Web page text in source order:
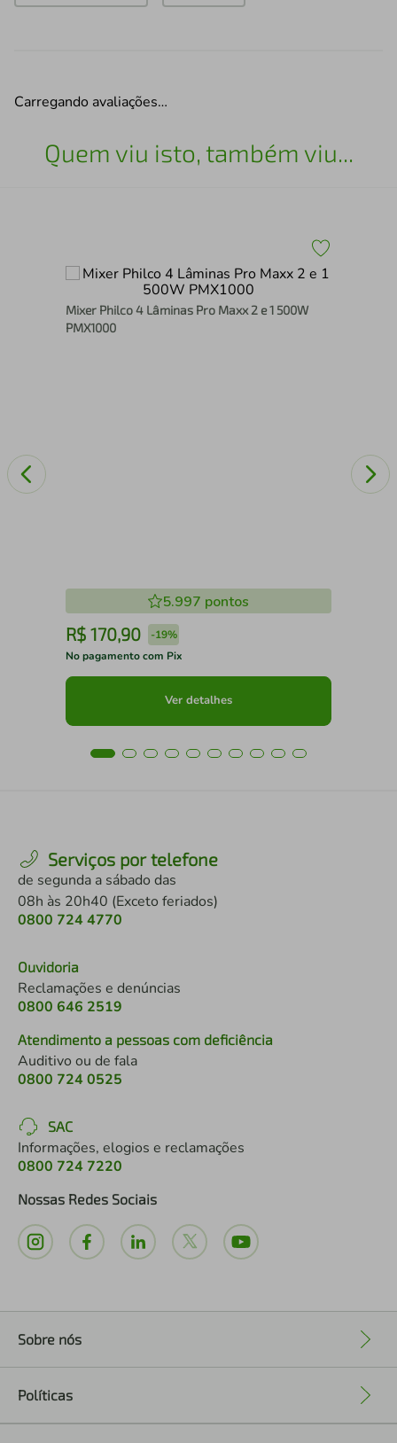
Carregando avaliações…
Quem viu isto, também viu...
Mixer Philco 4 Lâminas Pro Maxx 2 e 1 500W
PMX1000
5.997 pontos
R$ 170,90 -19%
No pagamento com Pix
Ver detalhes
Serviços por telefone
de segunda a sábado das
08h às 20h40 (Exceto feriados)
0800 724 4770
Ouvidoria
Reclamações e denúncias
0800 646 2519
Atendimento a pessoas com deficiência
Auditivo ou de fala
0800 724 0525
SAC
Informações, elogios e reclamações
0800 724 7220
Nossas Redes Sociais
Sobre nós
Políticas